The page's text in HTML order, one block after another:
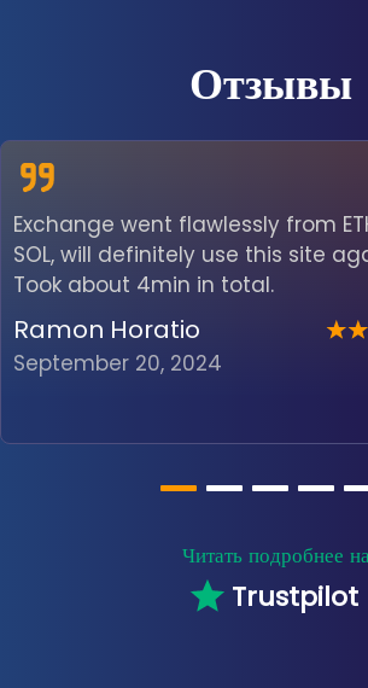
Отзывы
Exchange went flawlessly from
SOL, will definitely use this site
Took about 4min in total.
Ramon Horatio
September 20, 2024
Читать подробнее на
Trustpilot